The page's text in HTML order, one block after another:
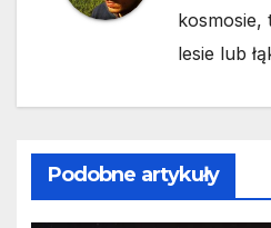
kosmosie,
lesie lub
Podobne artykuły